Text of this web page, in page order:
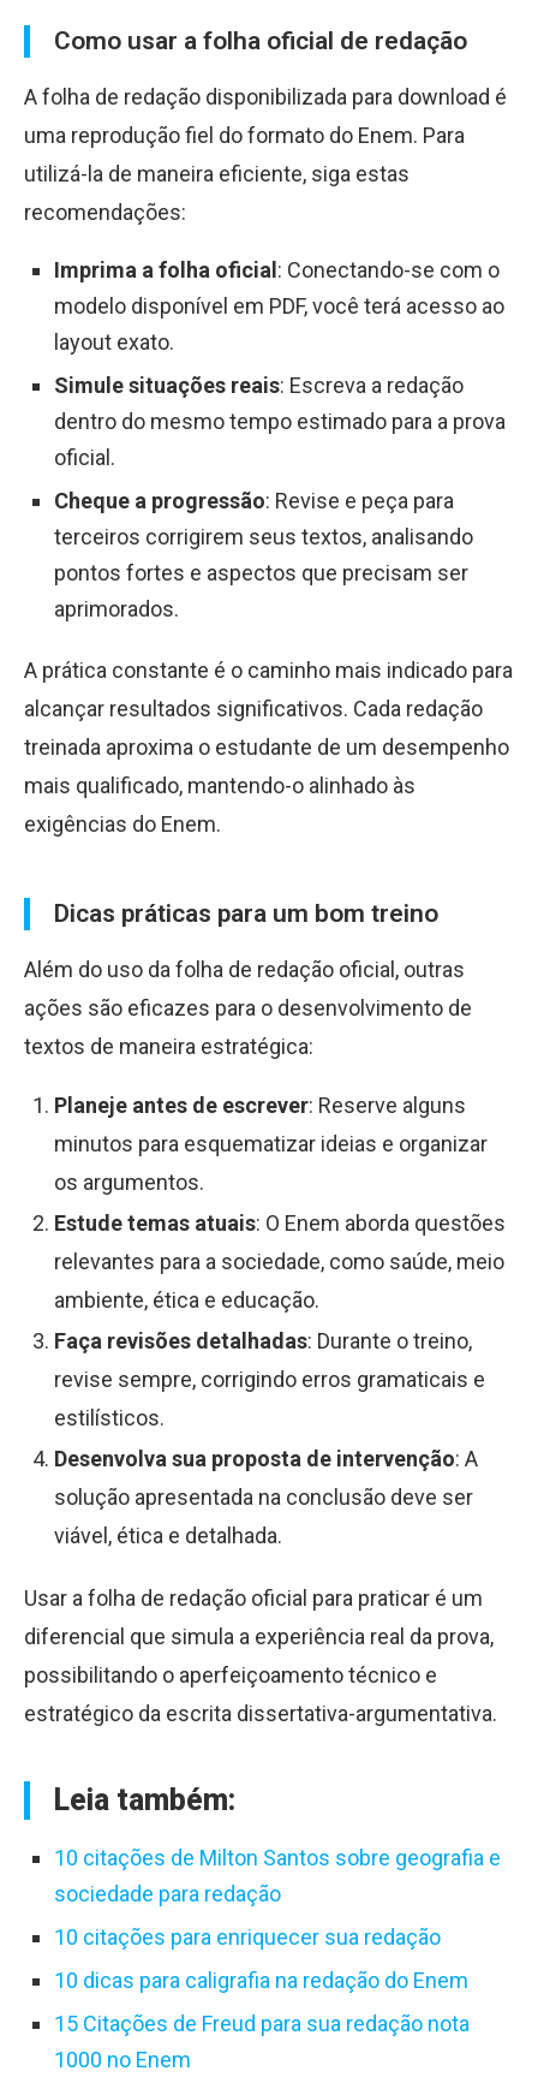
Como usar a folha oficial de redação
A folha de redação disponibilizada para download é
uma reprodução fiel do formato do Enem. Para
utilizá-la de maneira eficiente, siga estas
recomendações:
Imprima a folha oficial : Conectando-se com o
modelo disponível em PDF, você terá acesso ao
layout exato.
Simule situações reais: Escreva a redação
dentro do mesmo tempo estimado para a prova
oficial.
Cheque a progressão: Revise e peça para
terceiros corrigirem seus textos, analisando
pontos fortes e aspectos que precisam ser
aprimorados.
A prática constante é o caminho mais indicado para
alcançar resultados significativos. Cada redação
treinada aproxima o estudante de um desempenho
mais qualificado, mantendo-o alinhado às
exigências do Enem.
Dicas práticas para um bom treino
Além do uso da folha de redação oficial, outras
ações são eficazes para o desenvolvimento de
textos de maneira estratégica:
Planeje antes de escrever: Reserve alguns
minutos para esquematizar ideias e organizar
os argumentos.
Estude temas atuais: O Enem aborda questões
relevantes para a sociedade, como saúde, meio
ambiente, ética e educação.
Faça revisões detalhadas: Durante o treino,
revise sempre, corrigindo erros gramaticais e
estilísticos.
Desenvolva sua proposta de intervenção: A
solução apresentada na conclusão deve ser
viável, ética e detalhada.
Usar a folha de redação oficial para praticar é um
diferencial que simula a experiência real da prova,
possibilitando o aperfeiçoamento técnico e
estratégico da escrita dissertativa-argumentativa.
Leia também:
10 citações de Milton Santos sobre geografia e
sociedade para redação
10 citações para enriquecer sua redação
10 dicas para caligrafia na redação do Enem
15 Citações de Freud para sua redação nota
1000 no Enem